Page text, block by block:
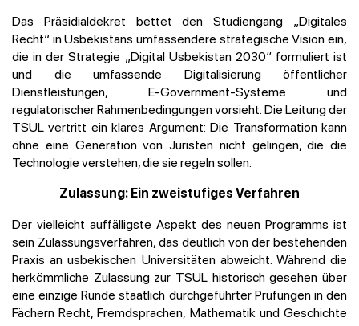
Das Präsidialdekret bettet den Studiengang „Digitales
Recht“ in Usbekistans umfassendere strategische Vision ein,
die in der Strategie „Digital Usbekistan 2030“ formuliert ist
und die umfassende Digitalisierung öffentlicher
Dienstleistungen, E-Government-Systeme und
regulatorischer Rahmenbedingungen vorsieht. Die Leitung der
TSUL vertritt ein klares Argument: Die Transformation kann
ohne eine Generation von Juristen nicht gelingen, die die
Technologie verstehen, die sie regeln sollen.
Zulassung: Ein zweistufiges Verfahren
Der vielleicht auffälligste Aspekt des neuen Programms ist
sein Zulassungsverfahren, das deutlich von der bestehenden
Praxis an usbekischen Universitäten abweicht. Während die
herkömmliche Zulassung zur TSUL historisch gesehen über
eine einzige Runde staatlich durchgeführter Prüfungen in den
Fächern Recht, Fremdsprachen, Mathematik und Geschichte